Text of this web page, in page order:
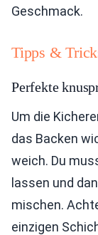
Geschmack.
Tipps &
Perfekte
Um die
das Backen
weich. Du
lassen und
mischen.
einzigen